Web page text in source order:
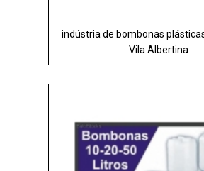
indústria de bombonas
Vila Albertina